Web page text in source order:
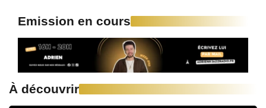
Emission en cours
À découvrir